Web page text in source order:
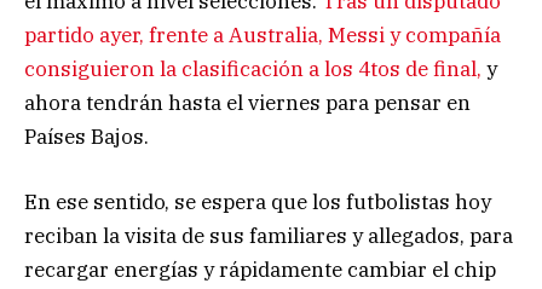
partido ayer, frente a Australia, Messi y compañía
consiguieron la clasificación a los 4tos de final, y
ahora tendrán hasta el viernes para pensar en
Países Bajos.
En ese sentido, se espera que los futbolistas hoy
reciban la visita de sus familiares y allegados, para
recargar energías y rápidamente cambiar el chip